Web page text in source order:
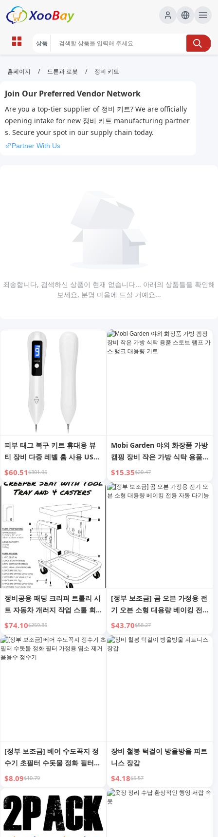
정비 키트 | XOOBAY B2B/B2C
정비, 키트, 도구, wholesale 정비 키트, XOOBAY
SEO 최적
홈페이지 / 드론과 로봇 / 정비 키트
Join Our Preferred Vendor Network
Are you a top-tier supplier of 정비 키트? We are officially
opening intake for new 정비 키트 manufacturing partner
s. Secure your spot in our supply chain today.
Partner With Us
죄송합니다, 검색하신 상품이 현재 없습니다... 아래의 상품들을 확인해
보세요, 분명 마음에 드실 거예요...
피부 태그 복구 키트 휴대용 뷰
티 장비 다중 레벨 홈 사용 USB
충전 LCD 레벨 조절 가능 6개 교
체 바늘
$60.51$301.95
Mobi Garden 야외 화장품 가방
캠핑 장비 작은 가방 식탁 용품
스토브 램프 가스 탱크 대용량
키트
$15.35$20.47
정비공용 패딩 크리퍼 트롤리 시
트 자동차 개러지 작업 스툴 회
전 바퀴 의자
$74.10$259.35
[정부 보조금] 곰 오븐 가정용 전
기 오븐 소형 대용량 베이킹 전
용 자동 다기능
$43.70$58.27
[정부 보조금] 베어 수도꼭지 정
수기 초필터 수돗물 정화 필터
가정용 염소 제거 음용수 정수기
$8.09$10.79
장비 철봉 턱걸이 방울방울 피트
니스 장갑
$4.18$5.57